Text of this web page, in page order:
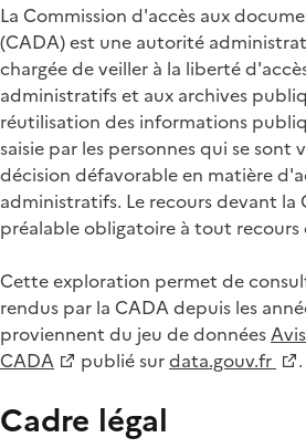
La Commission d'accès aux
(CADA) est une autorité
chargée de veiller à la liberté
administratifs et aux archives
réutilisation des informations
saisie par les personnes qui se sont
décision défavorable en matière
administratifs. Le recours devant
préalable obligatoire à tout
Cette exploration permet de
rendus par la CADA depuis les
proviennent du jeu de données
CADA
publié surdata.gouv.fr .
Cadre légal